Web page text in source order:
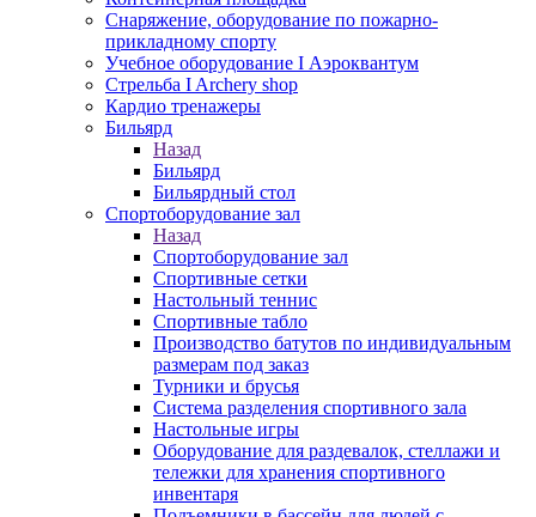
Снаряжение, оборудование по пожарно-
прикладному спорту
Учебное оборудование I Аэроквантум
Стрельба I Archery shop
Кардио тренажеры
Бильярд
Назад
Бильярд
Бильярдный стол
Спортоборудование зал
Назад
Спортоборудование зал
Спортивные сетки
Настольный теннис
Спортивные табло
Производство батутов по индивидуальным
размерам под заказ
Турники и брусья
Система разделения спортивного зала
Настольные игры
Оборудование для раздевалок, стеллажи и
тележки для хранения спортивного
инвентаря